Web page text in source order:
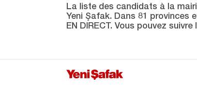
Denizli
Diyarbakır
Edirne
Elazığ
La liste des candidats à la
Yeni Şafak. Dans 81 provinces
EN DIRECT. Vous pouvez